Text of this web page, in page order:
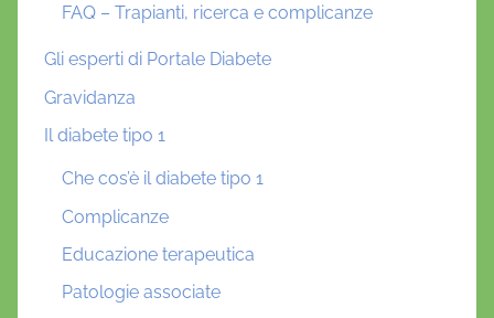
FAQ – Trapianti, ricerca e complicanze
Gli esperti di Portale Diabete
Gravidanza
Il diabete tipo 1
Che cos’è il diabete tipo 1
Complicanze
Educazione terapeutica
Patologie associate